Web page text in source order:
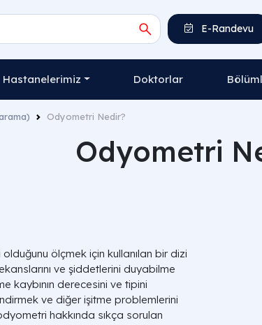
E-Randevu
Hastanelerimiz Doktorlar
Odyometri Nedir?
Odyometri
ölçmek için kullanılan bir dizi
ve şiddetlerini duyabilme
kaybının derecesini ve tipini
ve diğer işitme problemlerini
hakkında sıkça sorulan